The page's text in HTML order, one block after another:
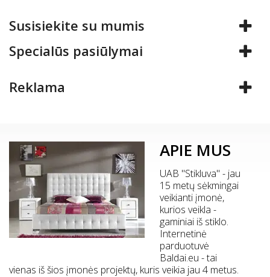
Susisiekite su mumis
Specialūs pasiūlymai
Reklama
APIE MUS
UAB "Stikluva" - jau
15 metų sėkmingai
veikianti įmonė,
kurios veikla -
gaminiai iš stiklo.
Internetinė
parduotuvė
Baldai.eu - tai
vienas iš šios įmonės projektų, kuris veikia jau 4 metus.